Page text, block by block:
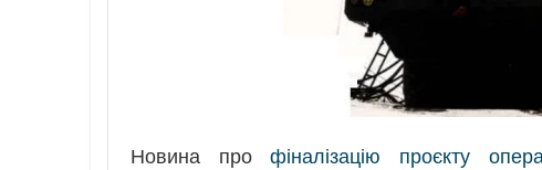
Новина профіналізацію проєкту